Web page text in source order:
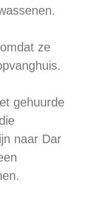
ze
gehuurde
naar Dar